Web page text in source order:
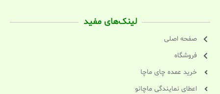
لینک‌های مفید
صفحه اصلی
فروشگاه
خرید عمده چای ماچا
اعطای نمایندگی ماچانو